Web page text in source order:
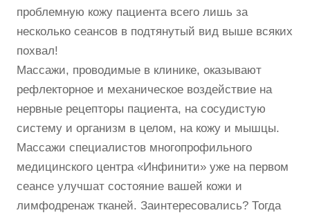
проблемную кожу пациента всего лишь за
несколько сеансов в подтянутый вид выше всяких
похвал!
Массажи, проводимые в клинике, оказывают
рефлекторное и механическое воздействие на
нервные рецепторы пациента, на сосудистую
систему и организм в целом, на кожу и мышцы.
Массажи специалистов многопрофильного
медицинского центра «Инфинити» уже на первом
сеансе улучшат состояние вашей кожи и
лимфодренаж тканей. Заинтересовались? Тогда